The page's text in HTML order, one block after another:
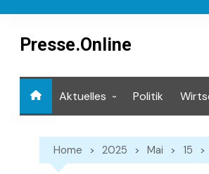
contentPresse.Online
Aktuelles Politik
Home 2025 Mai 15